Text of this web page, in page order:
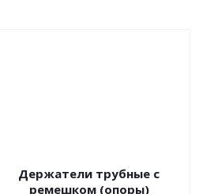
Держатели трубные с
ремешком (опоры)